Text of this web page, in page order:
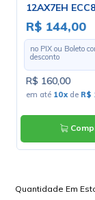
12AX7EH
Electro-
R$ 144,00
no PIX ou Boleto
desconto
R$ 160,00
em até 10xde R$
Quantidade Em